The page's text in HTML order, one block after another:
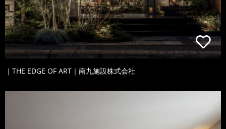
｜THE EDGE OF ART｜南九施設株式会社